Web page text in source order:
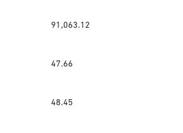
91,063.12
47.66
48.45